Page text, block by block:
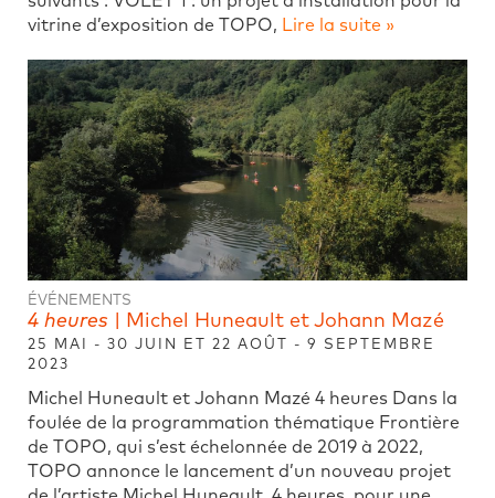
vitrine d’exposition de TOPO, Lire la suite »
ÉVÉNEMENTS
4 heures | Michel Huneault et Johann Mazé
25 MAI - 30 JUIN ET 22 AOÛT - 9 SEPTEMBRE
2023
Michel Huneault et Johann Mazé 4 heures Dans la
foulée de la programmation thématique Frontière
de TOPO, qui s’est échelonnée de 2019 à 2022,
TOPO annonce le lancement d’un nouveau projet